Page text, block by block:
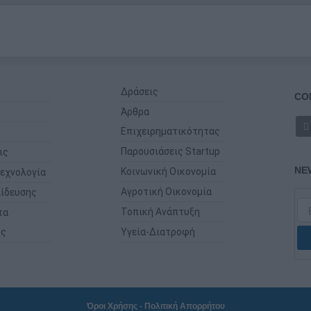
Δράσεις
Άρθρα
Επιχειρηματικότητας
Παρουσιάσεις Startup
Κοινωνική Οικονομία
Αγροτική Οικονομία
Τοπική Ανάπτυξη
Υγεία-Διατροφή
Όροι Χρήσης- Πολιτική Απορρήτου